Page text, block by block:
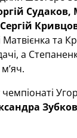
Судаков,
Матвієнка та
а